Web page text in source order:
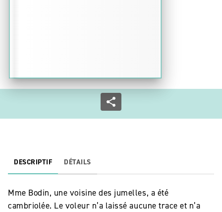
DESCRIPTIF DÉTAILS
Mme Bodin, une voisine des jumelles, a été
cambriolée. Le voleur n’a laissé aucune trace et n’a